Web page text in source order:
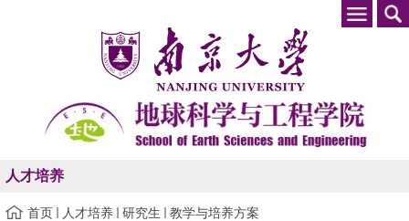
人才培养
首页 人才培养 研究生 教学与培养方案